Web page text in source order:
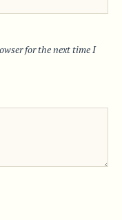
for the next time I